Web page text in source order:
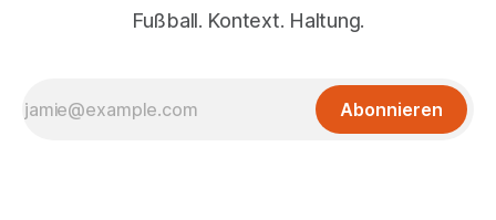
Fußball. Kontext. Haltung.
Abonnieren